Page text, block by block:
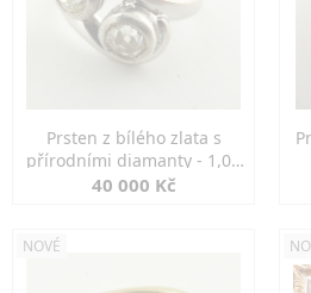
Prsten z bílého zlata s
přírodními diamanty - 1,00
ct
40 000 Kč
NOVÉ